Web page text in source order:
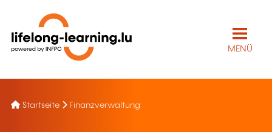
MENÜ
Startseite Finanzverwaltung